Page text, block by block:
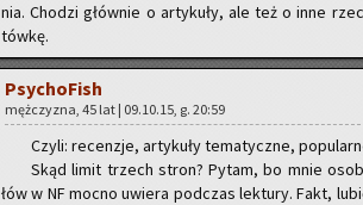
nia. Cho­dzi głów­nie o ar­ty­ku­ły, ale też o inne
tów­kę.
Psy­cho­Fish
męż­czy­zna, 45 lat | 09.10.15, g. 20:59
Czyli: re­cen­zje, ar­ty­ku­ły te­ma­tycz­ne,
Skąd limit trzech stron? Pytam, bo mnie
łów w NF mocno uwie­ra pod­czas lek­tu­ry. Fakt,